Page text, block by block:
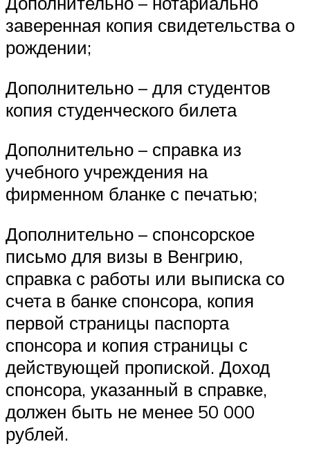
заверенная копия свидетельства о
рождении;
Дополнительно – для студентов
копия студенческого билета
Дополнительно – справка из
учебного учреждения на
фирменном бланке с печатью;
Дополнительно – спонсорское
письмо для визы в Венгрию,
справка с работы или выписка со
счета в банке спонсора, копия
первой страницы паспорта
спонсора и копия страницы с
действующей пропиской. Доход
спонсора, указанный в справке,
должен быть не менее 50 000
рублей.